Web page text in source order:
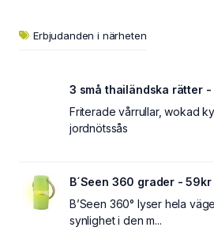
Erbjudanden i närheten
3 små thailändska rätter -
Friterade vårrullar, wokad
jordnötssås
B´Seen 360 grader -
B’Seen 360° lyser hela
synlighet i den m...